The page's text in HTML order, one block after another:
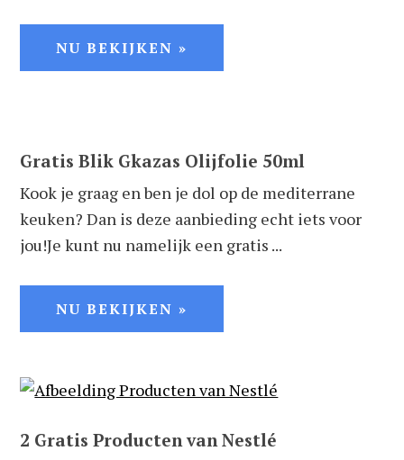
NU BEKIJKEN »
Gratis Blik Gkazas Olijfolie 50ml
Kook je graag en ben je dol op de mediterrane
keuken? Dan is deze aanbieding echt iets voor
jou!Je kunt nu namelijk een gratis ...
NU BEKIJKEN »
2 Gratis Producten van Nestlé